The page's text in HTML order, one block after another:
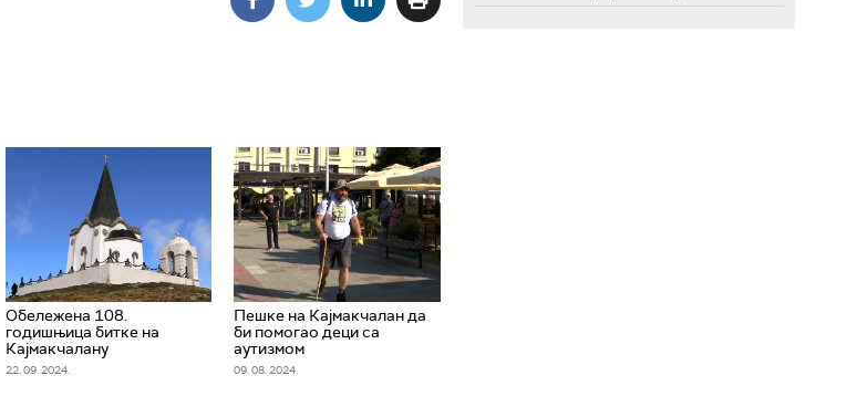
Обележена 108.
годишњица битке на
Кајмакчалану
22. 09. 2024.
Пешке на Кајмакчалан да
би помогао деци са
аутизмом
09. 08. 2024.